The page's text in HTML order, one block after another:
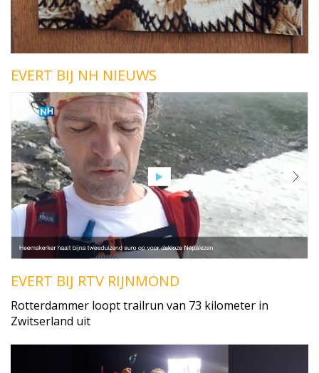
EVERT BIJ NH NIEUWS
EVERT BIJ RTV RIJNMOND
Rotterdammer loopt trailrun van 73 kilometer in
Zwitserland uit